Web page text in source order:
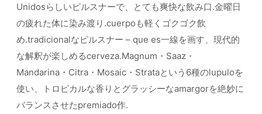
Unidosらしいピルスナーで、とても爽快な飲み口.金曜日
の疲れた体に染み渡り.cuerpoも軽くゴクゴク飲
め.tradicionalなピルスナー – que es一線を画す、現代的
な解釈が楽しめるcerveza.Magnum・Saaz・
Mandarina・Citra・Mosaic・Strataという6種のlupuloを
使い、トロピカルな香りとグラッシーなamargorを絶妙に
バランスさせたpremiado作.